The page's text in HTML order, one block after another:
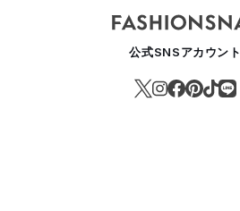
公式SNSアカウント